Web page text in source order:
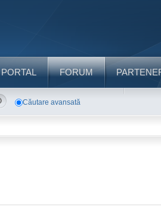
PORTAL FORUM
Căutare avansată